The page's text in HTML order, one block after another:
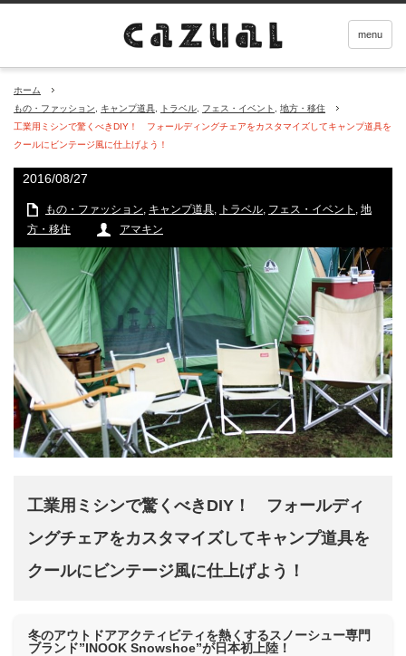
menu
ホーム
もの・ファッション
キャンプ道具 トラベル フェス・イベント
地方・移住
工業用ミシンで驚くべきDIY！ フォールディングチェアをカスタマイズしてキャンプ道具を
クールにビンテージ風に仕上げよう！
2016/08/27
もの・ファッション, キャンプ道具, トラベル, フェス・イベント , 地
方・移住
アマキン
工業用ミシンで驚くべきDIY！ フォールディ
ングチェアをカスタマイズしてキャンプ道具を
クールにビンテージ風に仕上げよう！
冬のアウトドアアクティビティを熱くするスノーシュー専門
ブランド”INOOK Snowshoe”が日本初上陸！